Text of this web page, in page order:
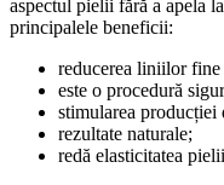
aspectul pielii fără a apela
principalele beneficii:
reducerea liniilor
este o procedură
stimularea producției
rezultate naturale;
redă elasticitatea